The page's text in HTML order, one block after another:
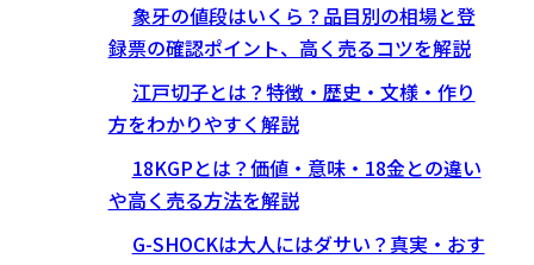
象牙の値段はいくら？品目別の相場と登
録票の確認ポイント、高く売るコツを解説
江戸切子とは？特徴・歴史・文様・作り
方をわかりやすく解説
18KGPとは？価値・意味・18金との違い
や高く売る方法を解説
G-SHOCKは大人にはダサい？真実・おす